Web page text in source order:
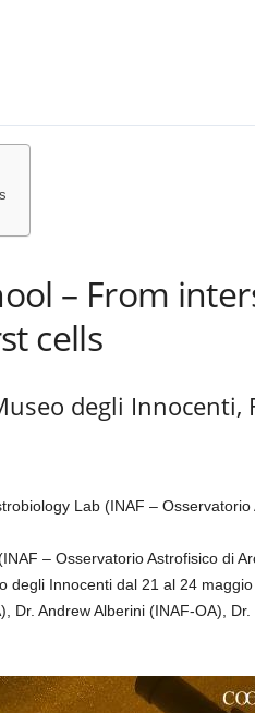
– From
cells
degli Innocenti,
Lab (INAF – Osservatorio
– Osservatorio Astrofisico di
degli Innocenti dal 21 al 24
Andrew Alberini (INAF-OA),